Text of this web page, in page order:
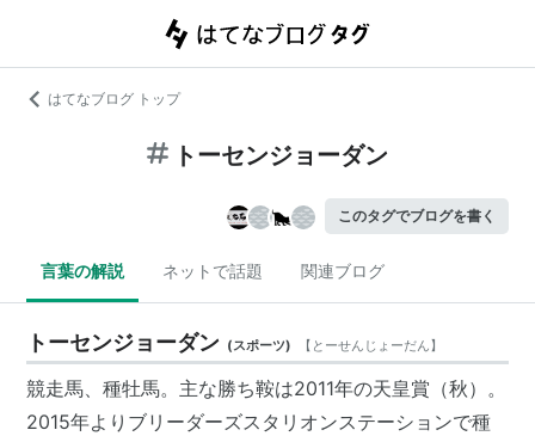
はてなブログ トップ
トーセンジョーダン
このタグでブログを書く
言葉の解説 ネットで話題 関連ブログ
トーセンジョーダン (スポーツ) 【 とーせんじょーだん】
競走馬、種牡馬。主な勝ち鞍は2011年の天皇賞（秋）。
2015年よりブリーダーズスタリオンステーションで種